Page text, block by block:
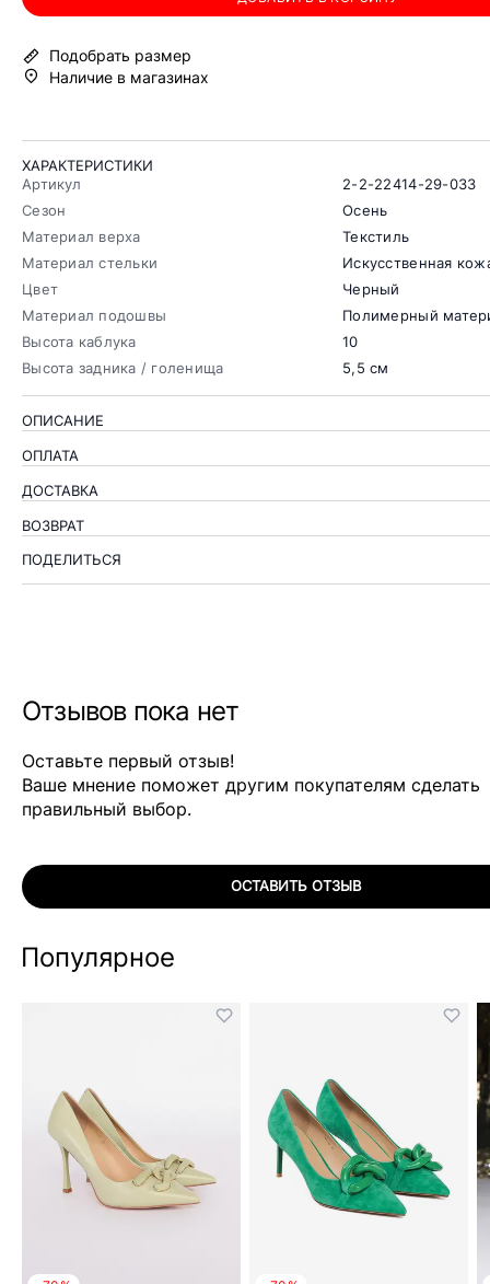
Подобрать размер
Наличие в магазинах
ХАРАКТЕРИСТИКИ
Артикул
2-2-22414-29-033
Сезон
Осень
Материал верха
Текстиль
Материал стельки
Искусственная
Цвет
Черный
Материал подошвы
Полимерный
Высота каблука
10
Высота задника / голенища
5,5 см
ОПИСАНИЕ
ОПЛАТА
ДОСТАВКА
ВОЗВРАТ
ПОДЕЛИТЬСЯ
Отзывов пока нет
Оставьте первый отзыв!
Ваше мнение поможет другим покупателям сделать
правильный выбор.
ОСТАВИТЬ ОТЗЫВ
Популярное